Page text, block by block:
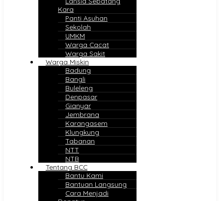
Kara
Panti Asuhan
Sekolah
UMKM
Warga Cacat
Warga Sakit
Warga Miskin
Badung
Bangli
Buleleng
Denpasar
Gianyar
Jembrana
Karangasem
Klungkung
Tabanan
NTT
NTB
Tentang BCC
Bantu Kami
Bantuan Langsung
Cara Menjadi